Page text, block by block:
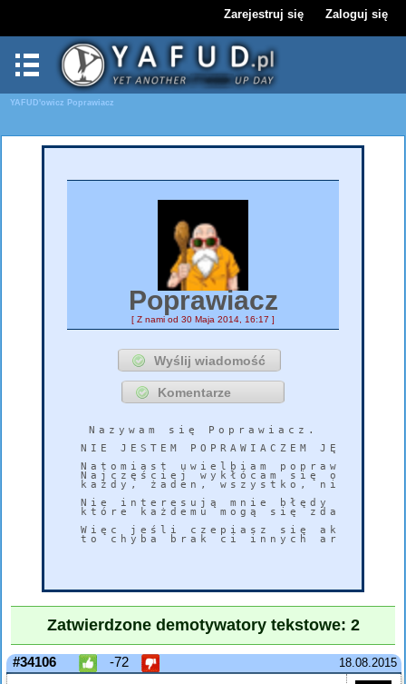
Zarejestruj się Zaloguj się
YAFUD'owicz Poprawiacz
Poprawiacz
[ Z nami od 30 Maja 2014, 16:17 ]
Nazywam się Poprawiacz.
NIE JESTEM POPRAWIACZEM
Natomiast uwielbiam poprawiać
Najczęściej wykłócam się o
każdy, żaden, wszystko, nic,
Nie interesują mnie błędy
które każdemu mogą się zdarzyć
Więc jeśli czepiasz się akurat
to chyba brak ci innych
Zatwierdzone demotywatory tekstowe: 2
18.08.2015
#34106 -72